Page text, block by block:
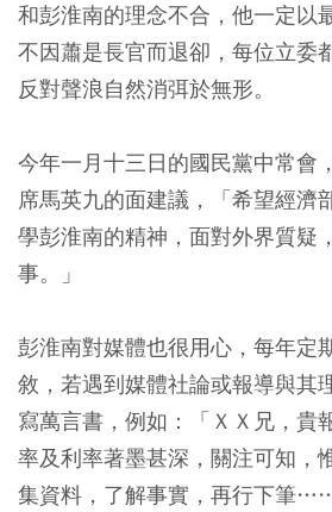
和彭淮南的理念不合，他一定以
不因蕭是長官而退卻，每位立委
反對聲浪自然消弭於無形。
今年一月十三日的國民黨中常會
席馬英九的面建議，「希望經濟
學彭淮南的精神，面對外界質疑
事。」
彭淮南對媒體也很用心，每年定
敘，若遇到媒體社論或報導與其
寫萬言書，例如：「ＸＸ兄，貴
率及利率著墨甚深，關注可知，
集資料，了解事實，再行下筆……